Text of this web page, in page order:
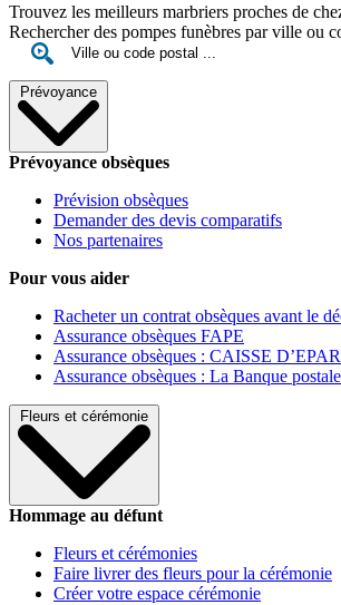
Trouvez les meilleurs marbriers proches de
Rechercher des pompes funèbres par ville ou
Prévoyance
Prévoyance obsèques
Prévision obsèques
Demander des devis comparatifs
Nos partenaires
Pour vous aider
Racheter un contrat obsèques avant le
Assurance obsèques FAPE
Assurance obsèques : CAISSE
Assurance obsèques : La Banque postale
Fleurs et cérémonie
Hommage au défunt
Fleurs et cérémonies
Faire livrer des fleurs pour la cérémonie
Créer votre espace cérémonie